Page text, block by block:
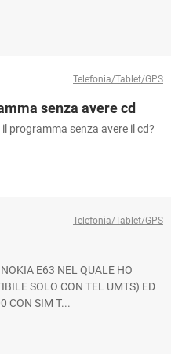
Telefonia/Tablet/GPS
senza avere cd
programma senza avere il cd?
Telefonia/Tablet/GPS
E63 NEL QUALE HO
SOLO CON TEL UMTS) ED
CON SIM T...